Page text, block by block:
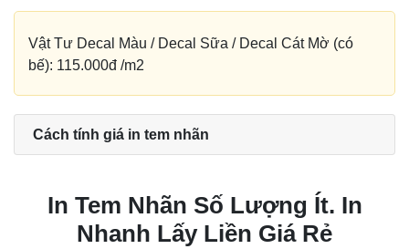
Vật Tư Decal Màu / Decal Sữa / Decal Cát Mờ (có
bế): 115.000đ /m2
Cách tính giá in tem nhãn
In Tem Nhãn Số Lượng Ít. In
Nhanh Lấy Liền Giá Rẻ